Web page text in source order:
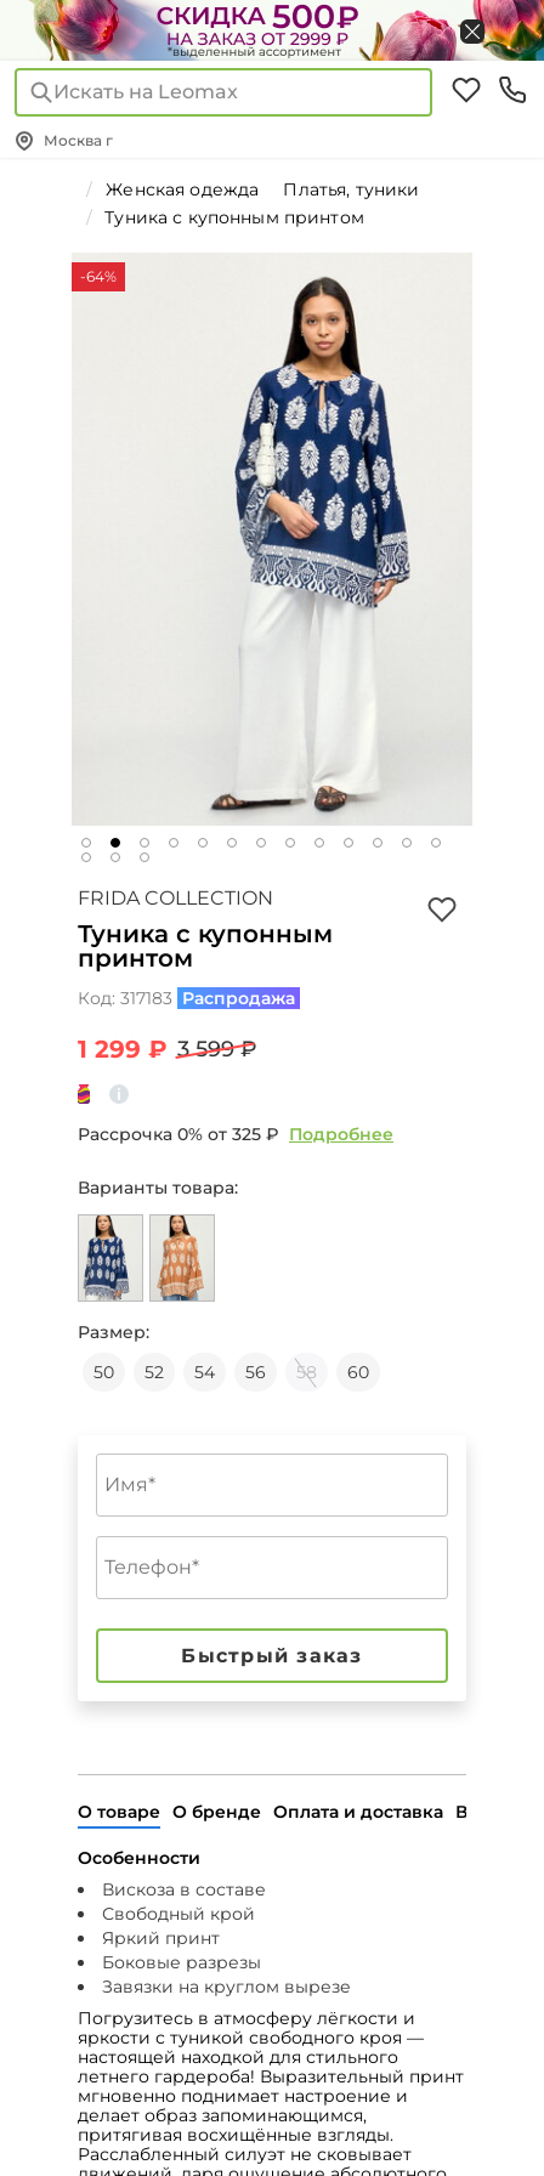
Искать на Leomax
Москва г
Женская одежда
Платья, туники
Туника с купонным принтом
-64%
FRIDA COLLECTION
Туника с купонным
принтом
Код: 317183 Распродажа
1 299 ₽ 3 599 ₽
Рассрочка 0% от 325 ₽ Подробнее
Варианты товара:
Размер:
50
52 54 56 58 60
Быстрый заказ
О товаре О бренде Оплата и доставка Возврат
Особенности
Вискоза в составе
Свободный крой
Яркий принт
Боковые разрезы
Завязки на круглом вырезе
Погрузитесь в атмосферу лёгкости и
яркости с туникой свободного кроя —
настоящей находкой для стильного
летнего гардероба! Выразительный принт
мгновенно поднимает настроение и
делает образ запоминающимся,
притягивая восхищённые взгляды.
Расслабленный силуэт не сковывает